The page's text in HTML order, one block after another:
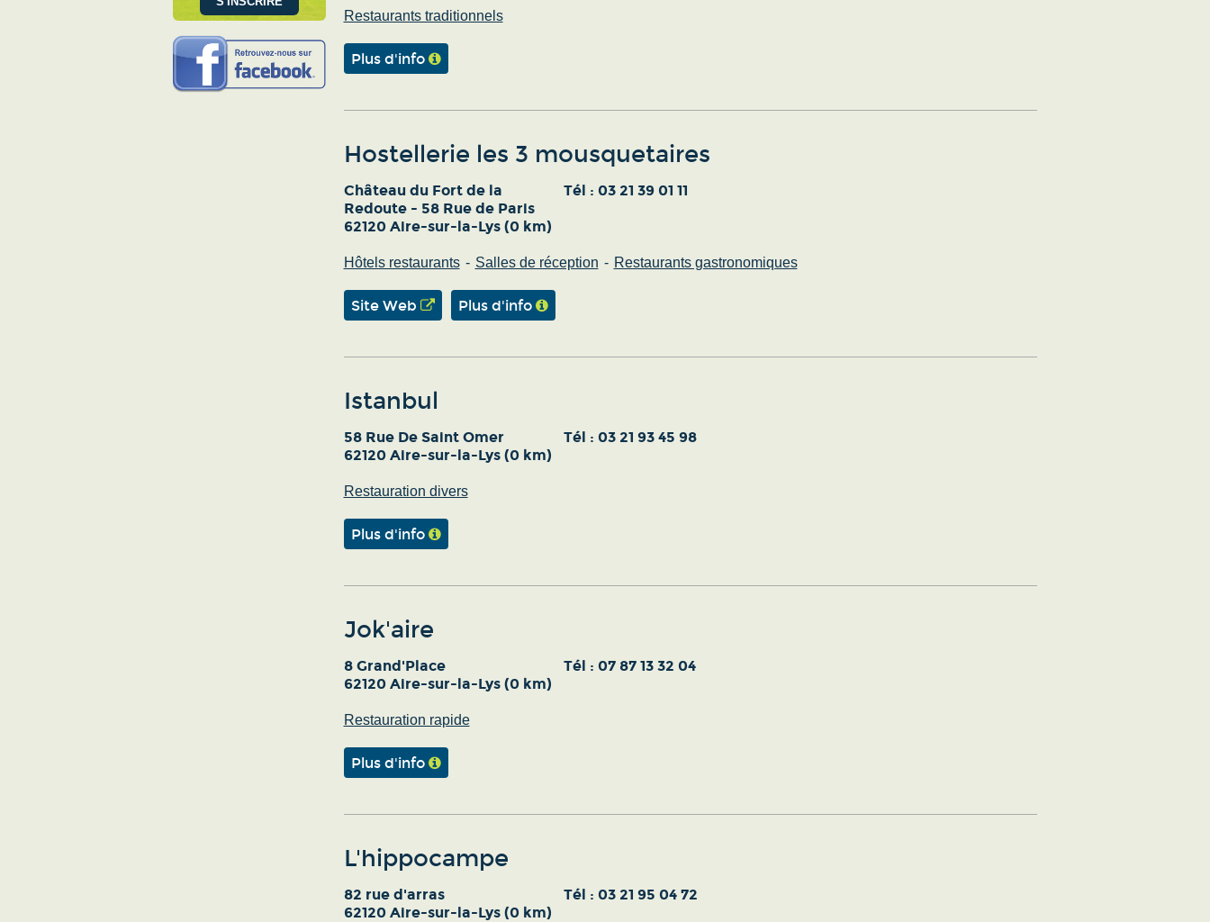
Restaurants traditionnels
Plus d'info
Hostellerie les 3 mousquetaires
Château du Fort de la
Redoute - 58 Rue de Paris
62120 Aire-sur-la-Lys (0 km)
Tél : 03 21 39 01 11
Hôtels restaurants Salles de réception Restaurants gastronomiques
Site Web Plus d'info
Istanbul
58 Rue De Saint Omer
62120 Aire-sur-la-Lys (0 km)
Tél : 03 21 93 45 98
Restauration divers
Plus d'info
Jok'aire
8 Grand'Place
62120 Aire-sur-la-Lys (0 km)
Tél : 07 87 13 32 04
Restauration rapide
Plus d'info
L'hippocampe
82 rue d'arras
62120 Aire-sur-la-Lys (0 km)
Tél : 03 21 95 04 72